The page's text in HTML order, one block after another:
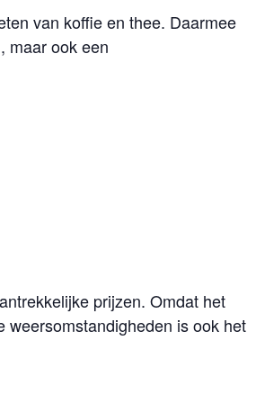
van koffie en thee. Daarmee
maar ook een
prijzen. Omdat het
is ook het